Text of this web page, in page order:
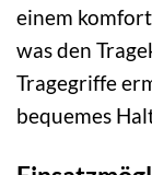
einem
was den
Tragegriffe
bequemes